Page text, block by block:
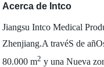
Acerca de Intco
Jiangsu Intco Medical
Zhenjiang.A travéS de
80.000 m2 y una Nueva